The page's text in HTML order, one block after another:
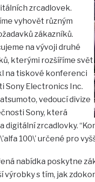
zrcadlovek.
vyhovět různým
zákazníků.
na vývoji druhé
kterými rozšíříme svět
na tiskové konferenci
Sony Electronics Inc.
vedoucí divize
Sony, která
digitální zrcadlovky.
100\’ určené pro
nabídka poskytne
výrobky s tím, jak